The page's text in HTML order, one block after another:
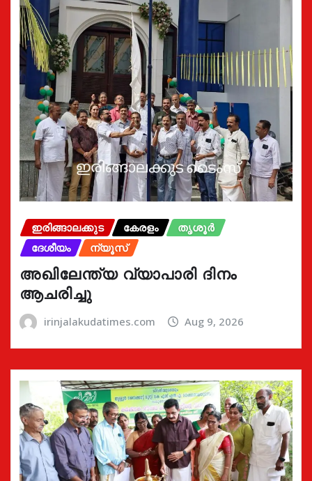
ഇരിങ്ങാലക്കുട കേരളം
തൃശൂർ
ദേശീയം
ന്യൂസ്
അഖിലേന്ത്യ വ്യാപാരി ദിനം
ആചരിച്ചു
irinjalakudatimes.com Aug 9, 2026